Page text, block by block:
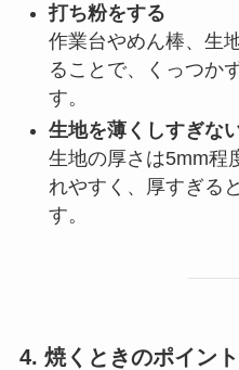
打ち粉をする
作業台やめん棒、生
ることで、くっつか
す。
生地を薄くしすぎな
生地の厚さは5mm程
れやすく、厚すぎる
す。
4. 焼くときのポイント